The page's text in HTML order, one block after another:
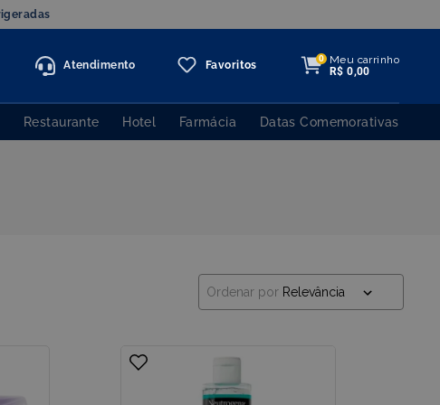
Atendimento Favoritos
0
Meu carrinho
R$ 0,00
Restaurante Hotel Farmácia Datas Comemorativas
Ordenar por Relevância